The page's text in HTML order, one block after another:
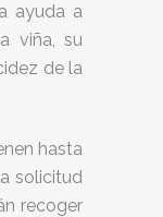
ayuda a
viña, su
de la
hasta
solicitud
recoger